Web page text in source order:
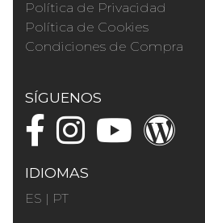
Política de Privacidad
Política de Cookies
Condiciones de Compra
SÍGUENOS
IDIOMAS
ES | PT